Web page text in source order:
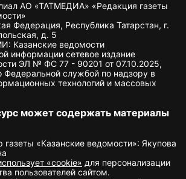
АО «ТАТМЕДИА» «Редакция газеты
Федерация, Республика Татарстан, г.
д. 5
Казанские ведомости
информации сетевое издание
ЭЛ № ФС 77 - 90201 от 07.10.2025,
Федеральной службой по надзору в
технологий и массовых
может содержать материалы
газеты «Казанские ведомости»: Якупова
«cookie» для персонализации
пользователей сайтом.